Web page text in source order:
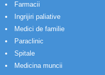
Farmacii
Ingrijiri paliative
Medici de familie
Paraclinic
Spitale
Medicina muncii